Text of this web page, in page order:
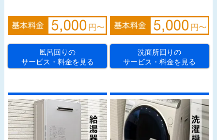
風呂回りの
サービス・料金を見る
洗面所回りの
サービス・料金を見る